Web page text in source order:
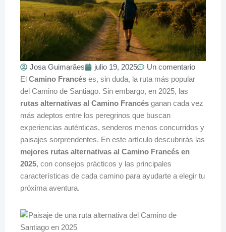
Josa Guimarães julio 19, 2025
Un comentario
El Camino Francés es, sin duda, la ruta más popular
del Camino de Santiago. Sin embargo, en 2025, las
rutas alternativas al Camino Francés ganan cada vez
más adeptos entre los peregrinos que buscan
experiencias auténticas, senderos menos concurridos y
paisajes sorprendentes. En este artículo descubrirás las
mejores rutas alternativas al Camino Francés en
2025, con consejos prácticos y las principales
características de cada camino para ayudarte a elegir tu
próxima aventura.